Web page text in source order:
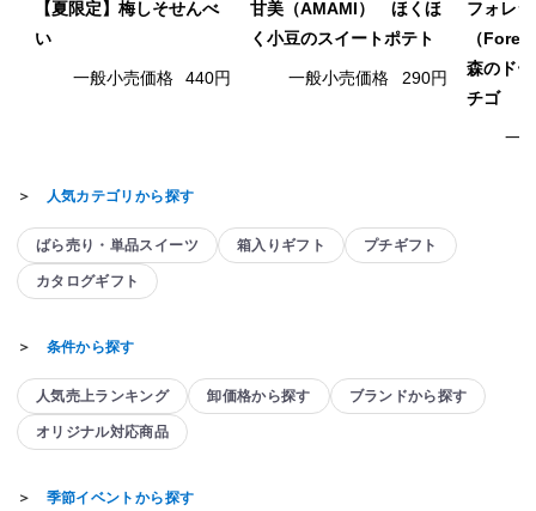
【夏限定】梅しそせんべ
い
一般小売価格 440円
甘美（AMAMI） ほくほ
く小豆のスイートポテト
一般小売価格 290円
フォレ
（
森のド
チゴ
一
＞ 人気カテゴリから探す
ばら売り・単品スイーツ 箱入りギフト プチギフト
カタログギフト
＞ 条件から探す
人気売上ランキング 卸価格から探す ブランドから探す
オリジナル対応商品
＞ 季節イベントから探す